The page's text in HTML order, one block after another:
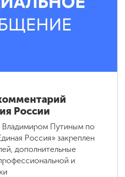
России
Путиным по
Россия» закреплен
дополнительные
и